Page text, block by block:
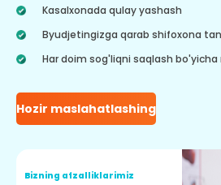
Kasalxonada qulay yashash
Byudjetingizga qarab shifoxona
Har doim sog'liqni saqlash
Hozir maslahatlashing
Bizning afzalliklarimiz